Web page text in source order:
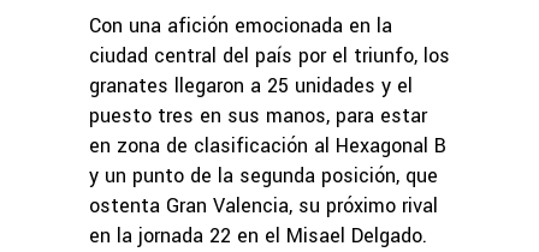
Con una afición emocionada en la
ciudad central del país por el triunfo, los
granates llegaron a 25 unidades y el
puesto tres en sus manos, para estar
en zona de clasificación al Hexagonal B
y un punto de la segunda posición, que
ostenta Gran Valencia, su próximo rival
en la jornada 22 en el Misael Delgado.